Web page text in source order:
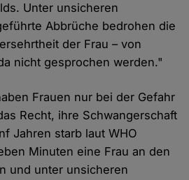
Unter unsicheren
Abbrüche bedrohen die
der Frau – von
nicht gesprochen werden."
Frauen nur bei der Gefahr
Recht, ihre Schwangerschaft
Jahren starb laut WHO
Minuten eine Frau an den
und unter unsicheren